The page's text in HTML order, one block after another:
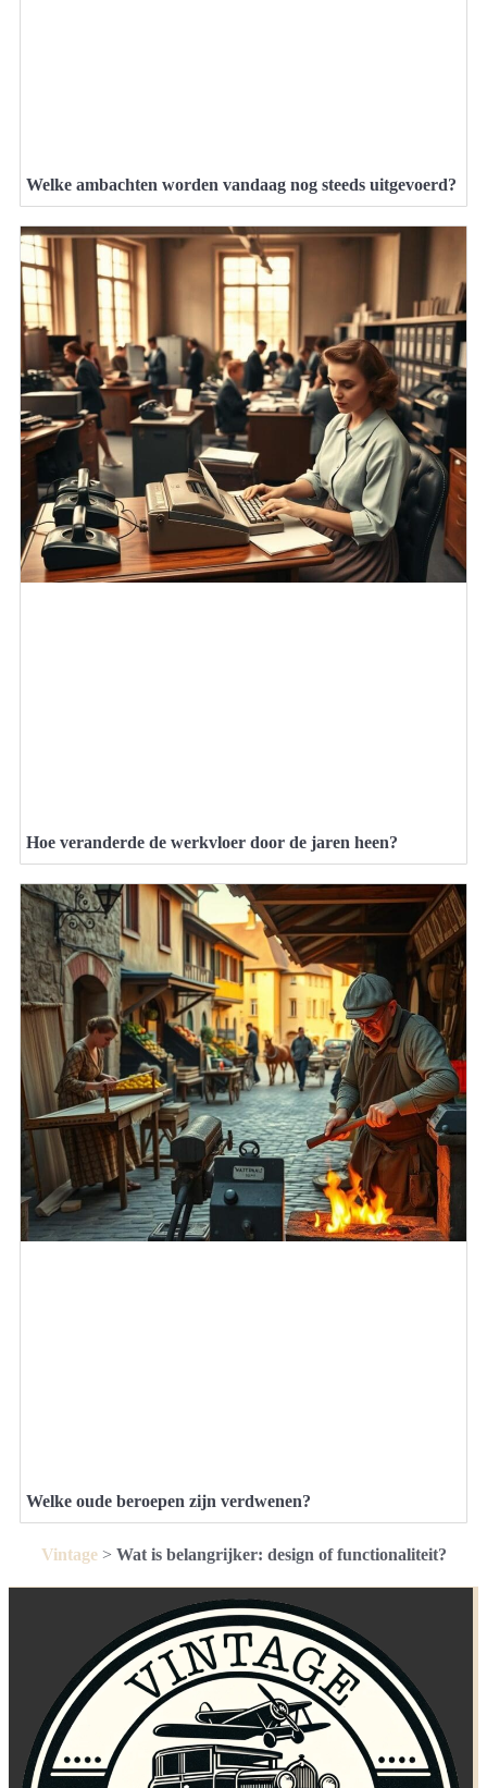
Welke ambachten worden vandaag nog steeds uitgevoerd?
Hoe veranderde de werkvloer door de jaren heen?
Welke oude beroepen zijn verdwenen?
Vintage> Wat is belangrijker: design of functionaliteit?